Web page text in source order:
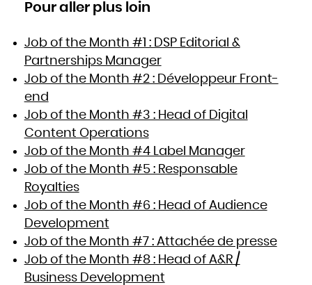
Pour aller plus loin
Job of the Month #1 : DSP Editorial &
Partnerships Manager
Job of the Month #2 : Développeur Front-
end
Job of the Month #3 : Head of Digital
Content Operations
Job of the Month #4 Label Manager
Job of the Month #5 : Responsable
Royalties
Job of the Month #6 : Head of Audience
Development
Job of the Month #7 : Attachée de presse
Job of the Month #8 : Head of A&R /
Business Development